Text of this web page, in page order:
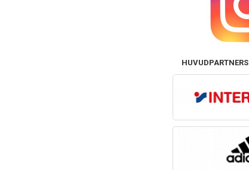
HUVUDPARTNERS